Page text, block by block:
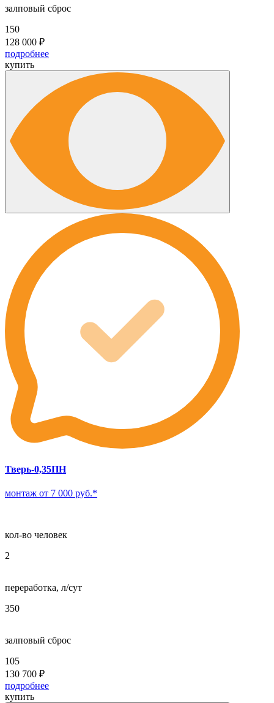
залповый сброс
150
128 000 ₽
подробнее
купить
Тверь-0,35ПН
монтаж от 7 000 руб.*
кол-во человек
2
переработка, л/сут
350
залповый сброс
105
130 700 ₽
подробнее
купить